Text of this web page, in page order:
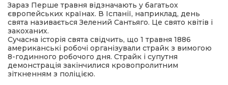
Зараз Перше травня відзначають у багатьох
європейських країнах. В Іспанії, наприклад, день
свята називається Зелений Сантьяго. Це свято квітів і
закоханих.
Сучасна історія свята свідчить, що 1 травня 1886
американські робочі організували страйк з вимогою
8-годинного робочого дня. Страйк і супутня
демонстрація закінчилися кровопролитним
зіткненням з поліцією.